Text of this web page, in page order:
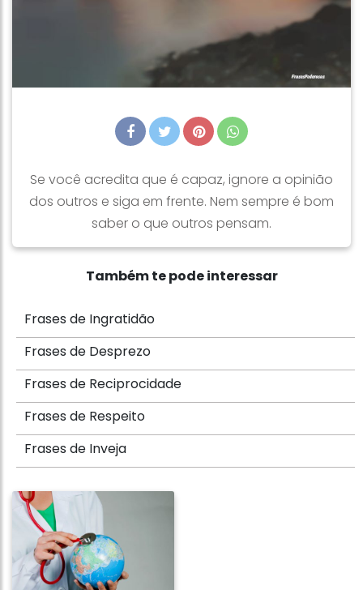
Se você acredita que é capaz, ignore a opinião
dos outros e siga em frente. Nem sempre é bom
saber o que outros pensam.
Também te pode interessar
Frases de Ingratidão
Frases de Desprezo
Frases de Reciprocidade
Frases de Respeito
Frases de Inveja